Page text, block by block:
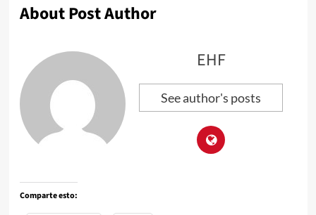
About Post Author
EHF
See author's posts
Comparte esto: